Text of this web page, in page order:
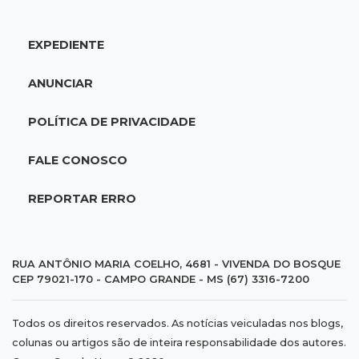
09:29Entortou
comércios sem energia na Tamandaré
09:17 Parceria firmada
Federação de futebol assume manutenção de
capotamento em rodovia
08:51Ponta Porã
Discussão termina com homem morto a socos
por ex-companheiro de amiga
EXPEDIENTE
ANUNCIAR
POLÍTICA DE PRIVACIDADE
FALE CONOSCO
REPORTAR ERRO
RUA ANTÔNIO MARIA COELHO, 4681 - VIVENDA DO BOSQUE
CEP 79021-170 - CAMPO GRANDE - MS (67) 3316-7200
Todos os direitos reservados. As notícias veiculadas nos blogs,
colunas ou artigos são de inteira responsabilidade dos autores.